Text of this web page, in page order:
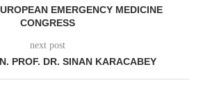
EMERGENCY MEDICINE
CONGRESS
next post
PROF. DR. SINAN KARACABEY